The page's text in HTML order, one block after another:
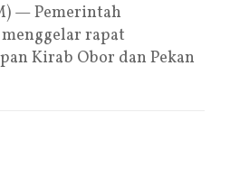
— Pemerintah
rapat
Kirab Obor dan Pekan